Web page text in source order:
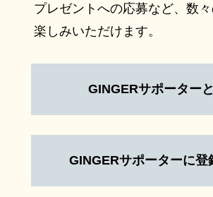
プレゼントへの応募など、数
楽しみいただけます。
GINGERサポーター
GINGERサポーターに登